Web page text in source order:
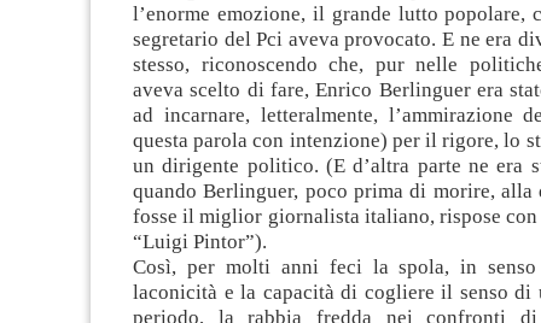
l’enorme emozione, il grande lutto popolare,
segretario del Pci aveva provocato. E ne era
stesso, riconoscendo che, pur nelle
aveva scelto di fare, Enrico Berlinguer era
ad incarnare, letteralmente, l’ammirazione
questa parola con intenzione) per il rigore, lo
un dirigente politico. (E d’altra parte ne era
quando Berlinguer, poco prima di morire, alla
fosse il miglior giornalista italiano, rispose
“Luigi Pintor”).
Così, per molti anni feci la spola, in
laconicità e la capacità di cogliere il senso
periodo, la rabbia fredda nei confronti